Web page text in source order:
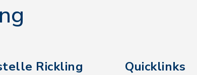
Rickling Quicklinks